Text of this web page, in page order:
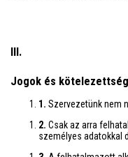
III.
Jogok és
1. Szervezetünk nem
2. Csak az arra
személyes adatokkal